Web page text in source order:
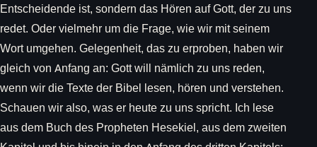
Entscheidende ist, sondern das Hören auf Gott, der zu uns
redet. Oder vielmehr um die Frage, wie wir mit seinem
Wort umgehen. Gelegenheit, das zu erproben, haben wir
gleich von Anfang an: Gott will nämlich zu uns reden,
wenn wir die Texte der Bibel lesen, hören und verstehen.
Schauen wir also, was er heute zu uns spricht. Ich lese
aus dem Buch des Propheten Hesekiel, aus dem zweiten